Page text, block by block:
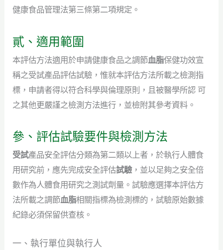
健康食品管理法第三條第二項規定。
貳、適用範圍
本評估方法適用於申請健康食品之調節血脂保健功效宣
稱之受試產品評估試驗，惟就本評估方法所載之檢測指
標，申請者得以符合科學與倫理原則，且被醫學所認 可
之其他更嚴謹之檢測方法進行，並檢附其參考資料。
參、評估試驗要件與檢測方法
受試產品安全評估分類為第二類以上者，於執行人體食
用研究前，應先完成安全評估試驗，並以足夠之安全倍
數作為人體食用研究之測試劑量。試驗應選擇本評估方
法所載之調節血脂相關指標為檢測標的，試驗原始數據
紀錄必須保留供查核。
一、執行單位與執行人